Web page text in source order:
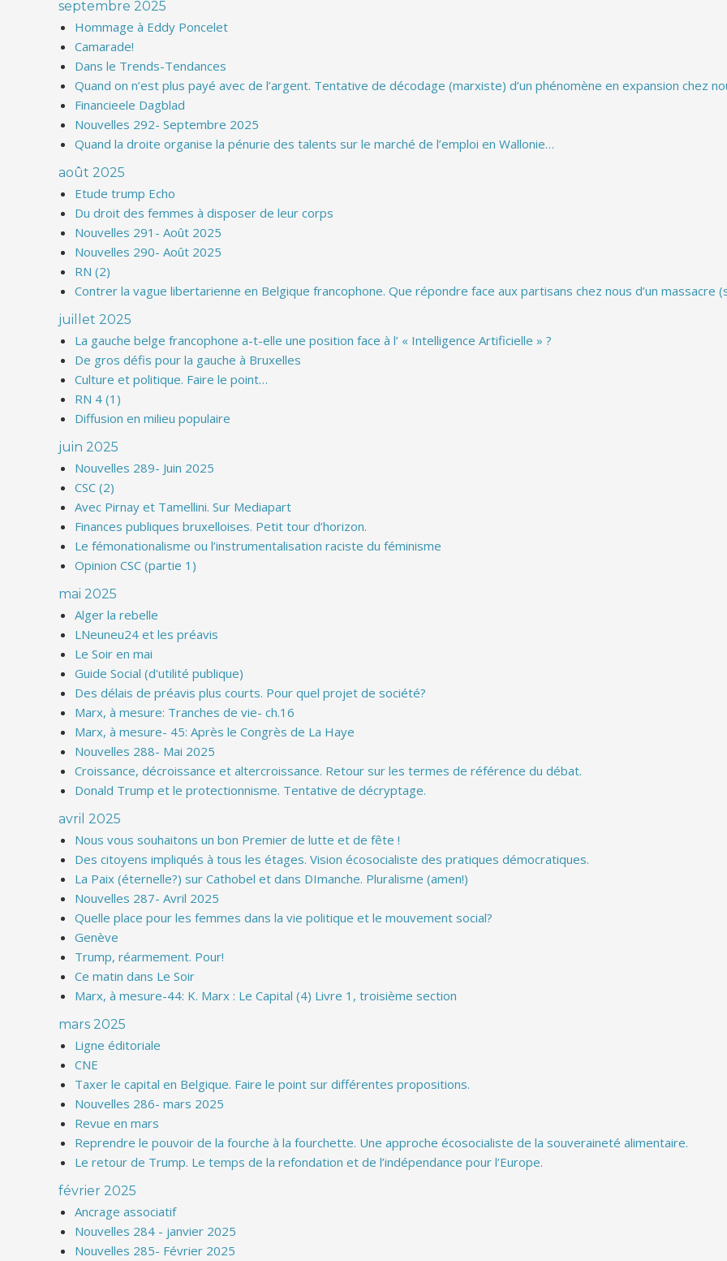
septembre 2025
Hommage à Eddy Poncelet
Camarade!
Dans le Trends-Tendances
Quand on n’est plus payé avec de l’argent. Tentative de décodage (marxiste) d’un phénomène en expansion chez
Financieele Dagblad
Nouvelles 292- Septembre 2025
Quand la droite organise la pénurie des talents sur le marché de l’emploi en Wallonie…
août 2025
Etude trump Echo
Du droit des femmes à disposer de leur corps
Nouvelles 291- Août 2025
Nouvelles 290- Août 2025
RN (2)
Contrer la vague libertarienne en Belgique francophone. Que répondre face aux partisans chez nous d’un massacre
juillet 2025
La gauche belge francophone a-t-elle une position face à l’ « Intelligence Artificielle » ?
De gros défis pour la gauche à Bruxelles
Culture et politique. Faire le point…
RN 4 (1)
Diffusion en milieu populaire
juin 2025
Nouvelles 289- Juin 2025
CSC (2)
Avec Pirnay et Tamellini. Sur Mediapart
Finances publiques bruxelloises. Petit tour d’horizon.
Le fémonationalisme ou l’instrumentalisation raciste du féminisme
Opinion CSC (partie 1)
mai 2025
Alger la rebelle
LNeuneu24 et les préavis
Le Soir en mai
Guide Social (d'utilité publique)
Des délais de préavis plus courts. Pour quel projet de société?
Marx, à mesure: Tranches de vie- ch.16
Marx, à mesure- 45: Après le Congrès de La Haye
Nouvelles 288- Mai 2025
Croissance, décroissance et altercroissance. Retour sur les termes de référence du débat.
Donald Trump et le protectionnisme. Tentative de décryptage.
avril 2025
Nous vous souhaitons un bon Premier de lutte et de fête !
Des citoyens impliqués à tous les étages. Vision écosocialiste des pratiques démocratiques.
La Paix (éternelle?) sur Cathobel et dans DImanche. Pluralisme (amen!)
Nouvelles 287- Avril 2025
Quelle place pour les femmes dans la vie politique et le mouvement social?
Genève
Trump, réarmement. Pour!
Ce matin dans Le Soir
Marx, à mesure-44: K. Marx : Le Capital (4) Livre 1, troisième section
mars 2025
Ligne éditoriale
CNE
Taxer le capital en Belgique. Faire le point sur différentes propositions.
Nouvelles 286- mars 2025
Revue en mars
Reprendre le pouvoir de la fourche à la fourchette. Une approche écosocialiste de la souveraineté alimentaire.
Le retour de Trump. Le temps de la refondation et de l’indépendance pour l’Europe.
février 2025
Ancrage associatif
Nouvelles 284 - janvier 2025
Nouvelles 285- Février 2025